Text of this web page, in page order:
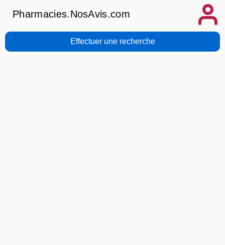
Pharmacies.NosAvis.com
Effectuer une recherche